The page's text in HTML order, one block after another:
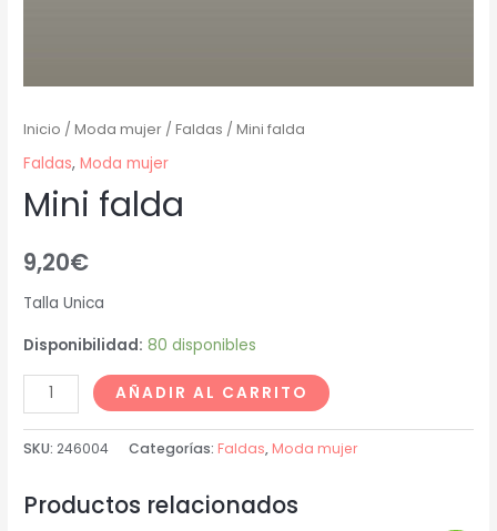
Inicio /Moda mujer /Faldas / Mini falda
Faldas,Moda mujer
Mini falda
9,20€
Talla Unica
Disponibilidad: 80 disponibles
AÑADIR AL CARRITO
SKU:246004 Categorías: Faldas, Moda mujer
Productos relacionados